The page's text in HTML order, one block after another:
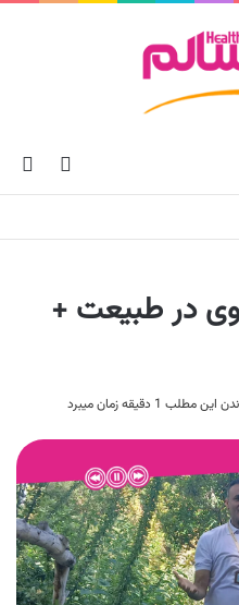
skin
در طبیعت +
مطلب 1 دقیقه زمان میبرد